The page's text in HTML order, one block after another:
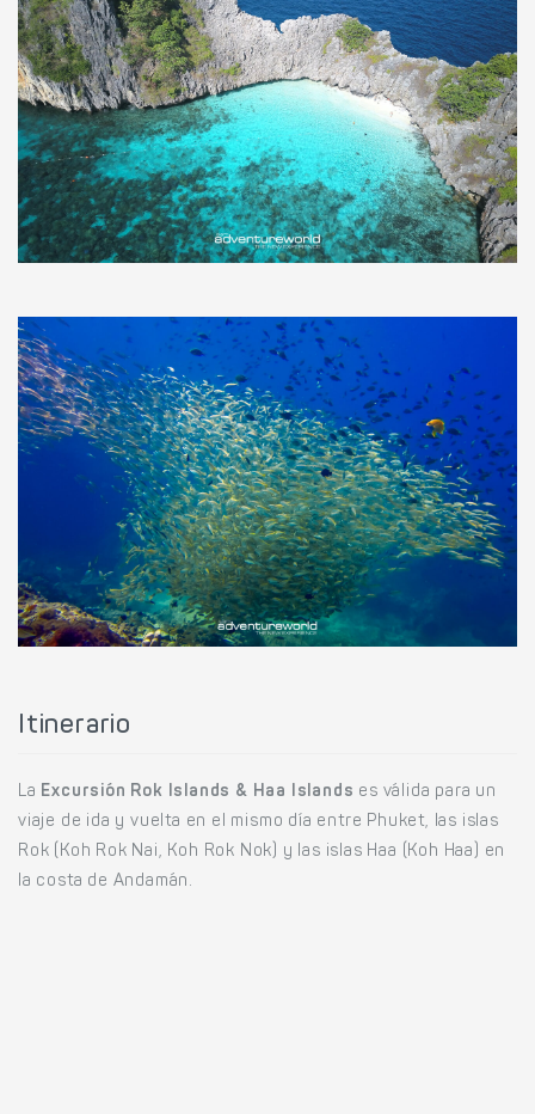
Itinerario
La Excursión Rok Islands & Haa Islands es válida para un
viaje de ida y vuelta en el mismo día entre Phuket, las islas
Rok (Koh Rok Nai, Koh Rok Nok) y las islas Haa (Koh Haa) en
la costa de Andamán.